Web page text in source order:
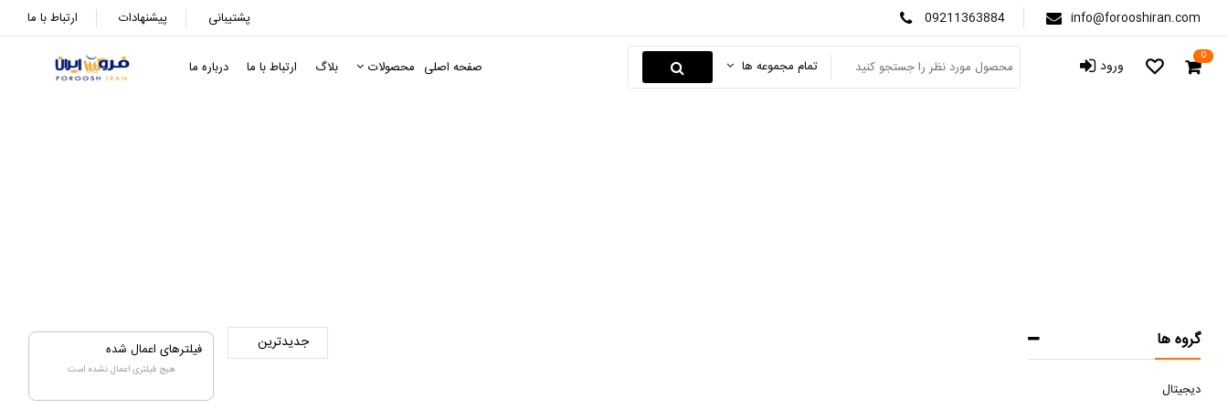
ارتباط با ما پیشنهادات پشتیبانی 09211363884 info@forooshiran.com
صفحه اصلی محصولات بلاگ ارتباط با ما درباره ما تمام مجموعه ها ورود 0
فیلترهای اعمال شده
هیچ فیلتری اعمال نشده است
گروه ها
دیجیتال